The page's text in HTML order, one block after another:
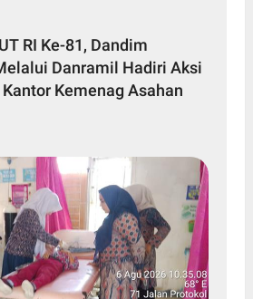
RI Ke-81, Dandim
Danramil Hadiri Aksi
Kemenag Asahan